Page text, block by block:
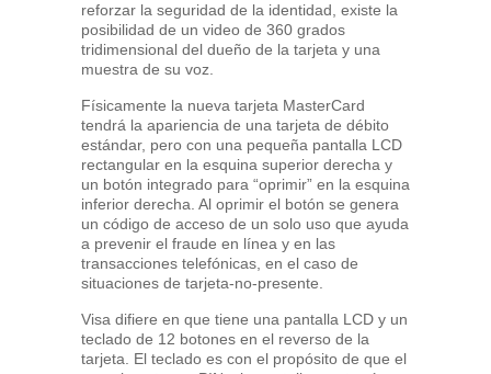
reforzar la seguridad de la identidad, existe la
posibilidad de un video de 360 grados
tridimensional del dueño de la tarjeta y una
muestra de su voz.
Físicamente la nueva tarjeta MasterCard
tendrá la apariencia de una tarjeta de débito
estándar, pero con una pequeña pantalla LCD
rectangular en la esquina superior derecha y
un botón integrado para “oprimir” en la esquina
inferior derecha. Al oprimir el botón se genera
un código de acceso de un solo uso que ayuda
a prevenir el fraude en línea y en las
transacciones telefónicas, en el caso de
situaciones de tarjeta-no-presente.
Visa difiere en que tiene una pantalla LCD y un
teclado de 12 botones en el reverso de la
tarjeta. El teclado es con el propósito de que el